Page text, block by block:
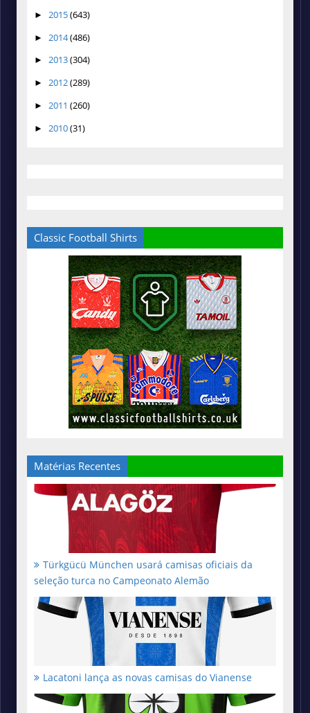
► 2015(643)
► 2014(486)
► 2013(304)
► 2012(289)
► 2011 (260)
► 2010(31)
Classic Football Shirts
Matérias Recentes
Türkgücü München usará camisas oficiais da
seleção turca no Campeonato Alemão
Lacatoni lança as novas camisas do Vianense